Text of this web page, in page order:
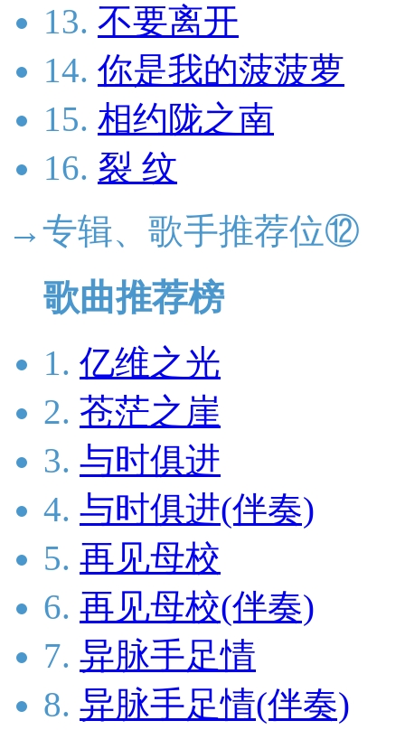
13. 不要离开
14. 你是我的菠菠萝
15. 相约陇之南
16. 裂 纹
→专辑、歌手推荐位⑫
歌曲推荐榜
1. 亿维之光
2. 苍茫之崖
3. 与时俱进
4. 与时俱进(伴奏)
5. 再见母校
6. 再见母校(伴奏)
7. 异脉手足情
8. 异脉手足情(伴奏)